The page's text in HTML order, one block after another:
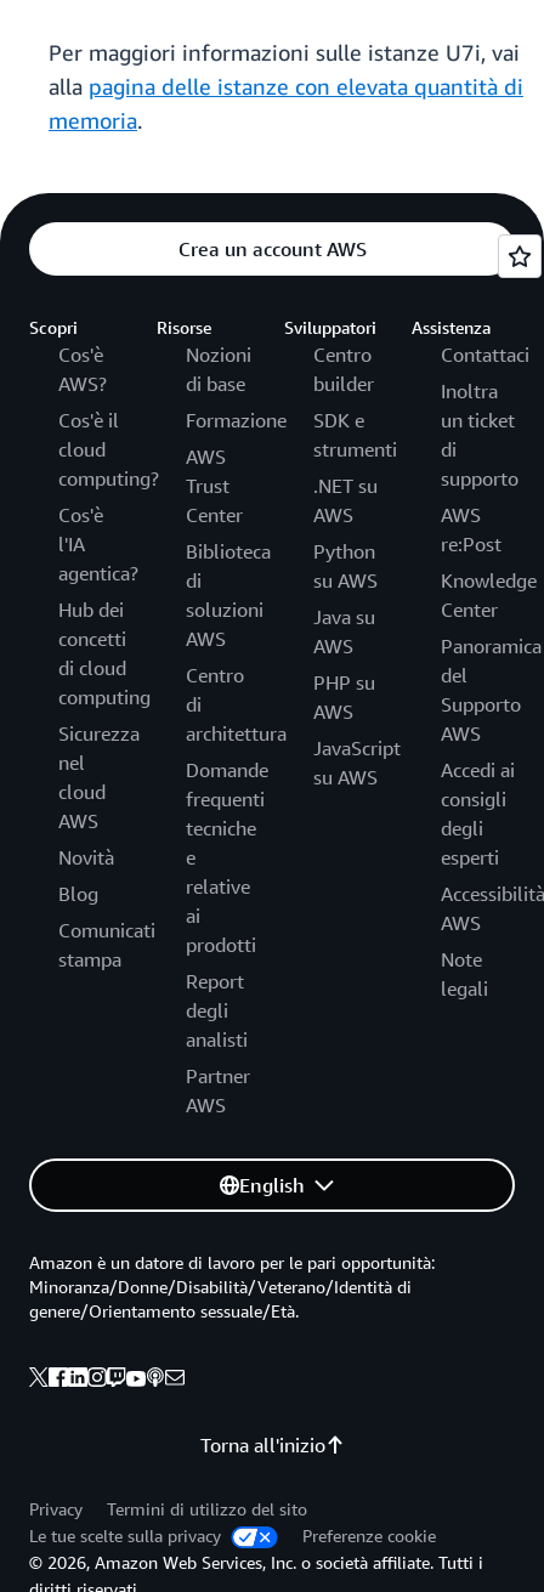
Per maggiori informazioni sulle istanze U7i, vai
alla pagina delle istanze con elevata quantità di
memoria.
Crea un account AWS
Scopri
Cos'è
AWS?
Cos'è il
cloud
computing?
Cos'è
l'IA
agentica?
Hub dei
concetti
di cloud
computing
Sicurezza
nel
cloud
AWS
Novità
Blog
Comunicati
stampa
Risorse
Nozioni
di base
Formazione
AWS
Trust
Center
Biblioteca
di
soluzioni
AWS
Centro
di
architettura
Domande
frequenti
tecniche
e
relative
ai
prodotti
Report
degli
analisti
Partner
AWS
Sviluppatori
Centro
builder
SDK e
strumenti
.NET su
AWS
Python
su AWS
Java su
AWS
PHP su
AWS
JavaScript
su AWS
Assistenza
Contattaci
Inoltra
un ticket
di
supporto
AWS
re:Post
Knowledge
Center
Panoramica
del
Supporto
AWS
Accedi ai
consigli
degli
esperti
Accessibilità
AWS
Note
legali
English
Torna all'inizio
Amazon è un datore di lavoro per le pari opportunità:
Minoranza/Donne/Disabilità/Veterano/Identità di
genere/Orientamento sessuale/Età.
Privacy
Termini di utilizzo del sito
Le tue scelte sulla privacy
Preferenze cookie
© 2026, Amazon Web Services, Inc. o società affiliate. Tutti i